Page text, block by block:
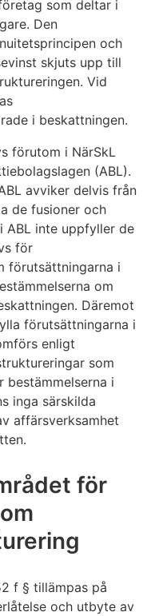
som deltar i
Den
och
skjuts upp till
Vid
i beskattningen.
förutom i NärSkL
(ABL).
avviker delvis från
de fusioner och
ABL inte uppfyller de
för
förutsättningarna i
om
Däremot
förutsättningarna i
enligt
som
i
inga särskilda
affärsverksamhet
för
f § tillämpas på
och utbyte av